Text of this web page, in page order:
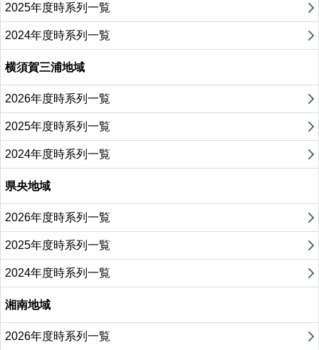
2025年度時系列一覧
2024年度時系列一覧
横須賀三浦地域
2026年度時系列一覧
2025年度時系列一覧
2024年度時系列一覧
県央地域
2026年度時系列一覧
2025年度時系列一覧
2024年度時系列一覧
湘南地域
2026年度時系列一覧